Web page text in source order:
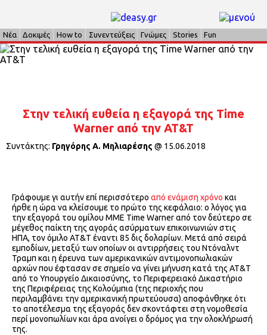
Νέα Δοκιμές How to Συνεντεύξεις Γνώμες Stories Fun
Στην τελική ευθεία η εξαγορά της Time
Warner από την AT&T
Συντάκτης: Γρηγόρης Α. Μηλιαρέσης @ 15.06.2018
Γράφουμε γι αυτήν επί περισσότερο από ενάμιση χρόνο και
ήρθε η ώρα να κλείσουμε το πρώτο της κεφάλαιο: ο λόγος για
την εξαγορά του ομίλου ΜΜΕ Time Warner από τον δεύτερο σε
μέγεθος παίκτη της αγοράς ασύρματων επικοινωνιών στις
ΗΠΑ, τον όμιλο AT&T έναντι 85 δις δολαρίων. Μετά από σειρά
εμποδίων, μεταξύ των οποίων οι αντιρρήσεις του Ντόναλντ
Τραμπ και η έρευνα των αμερικανικών αντιμονοπωλιακών
αρχών που έφτασαν σε σημείο να γίνει μήνυση κατά της AT&T
από το Υπουργείο Δικαιοσύνης, το Περιφερειακό Δικαστήριο
της Περιφέρειας της Κολούμπια (της περιοχής που
περιλαμβάνει την αμερικανική πρωτεύουσα) αποφάνθηκε ότι
το αποτέλεσμα της εξαγοράς δεν σκοντάφτει στη νομοθεσία
περί μονοπωλίων και άρα ανοίγει ο δρόμος για την ολοκλήρωσή
της.